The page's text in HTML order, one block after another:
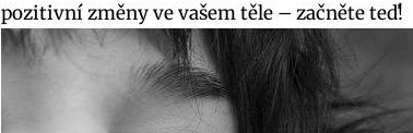
pozitivní změny ve vašem těle – začněte teď!